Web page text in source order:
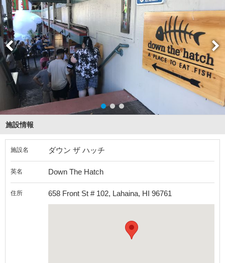
施設情報
施設名 ダウン ザ ハッチ
英名 Down The Hatch
住所 658 Front St # 102, Lahaina, HI 96761